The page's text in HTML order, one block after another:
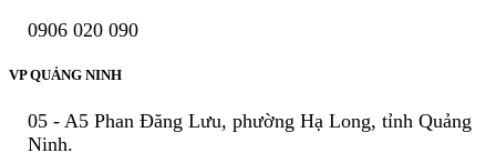
0906 020 090
VP QUẢNG NINH
05 - A5 Phan Đăng Lưu, phường Hạ Long, tỉnh Quảng
Ninh.